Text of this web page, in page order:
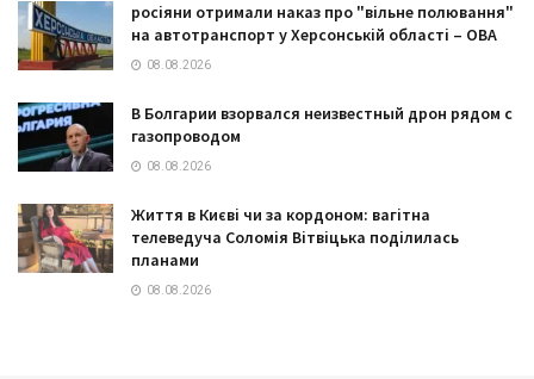
росіяни отримали наказ про "вільне полювання"
на автотранспорт у Херсонській області – ОВА
08.08.2026
В Болгарии взорвался неизвестный дрон рядом с
газопроводом
08.08.2026
Життя в Києві чи за кордоном: вагітна
телеведуча Соломія Вітвіцька поділилась
планами
08.08.2026